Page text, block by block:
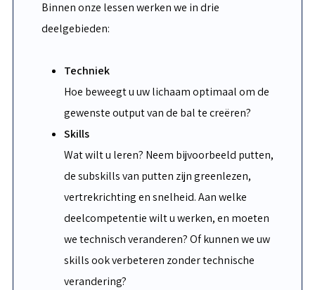
Binnen onze lessen werken we in drie
deelgebieden:
Techniek
Hoe beweegt u uw lichaam optimaal om de
gewenste output van de bal te creëren?
Skills
Wat wilt u leren? Neem bijvoorbeeld putten,
de subskills van putten zijn greenlezen,
vertrekrichting en snelheid. Aan welke
deelcompetentie wilt u werken, en moeten
we technisch veranderen? Of kunnen we uw
skills ook verbeteren zonder technische
verandering?